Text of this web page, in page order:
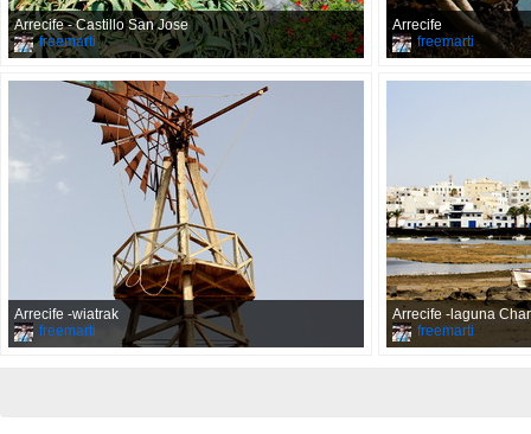
Arrecife - Castillo San Jose
freemarti
Arrecife
freemarti
Arrecife -wiatrak
freemarti
Arrecife -laguna
freemarti